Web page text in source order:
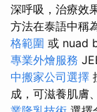
深呼吸，治療效
方法在泰語中稱
格範圍 或 nuad
專業外燴服務
中搬家公司選擇
成，可滋養肌膚